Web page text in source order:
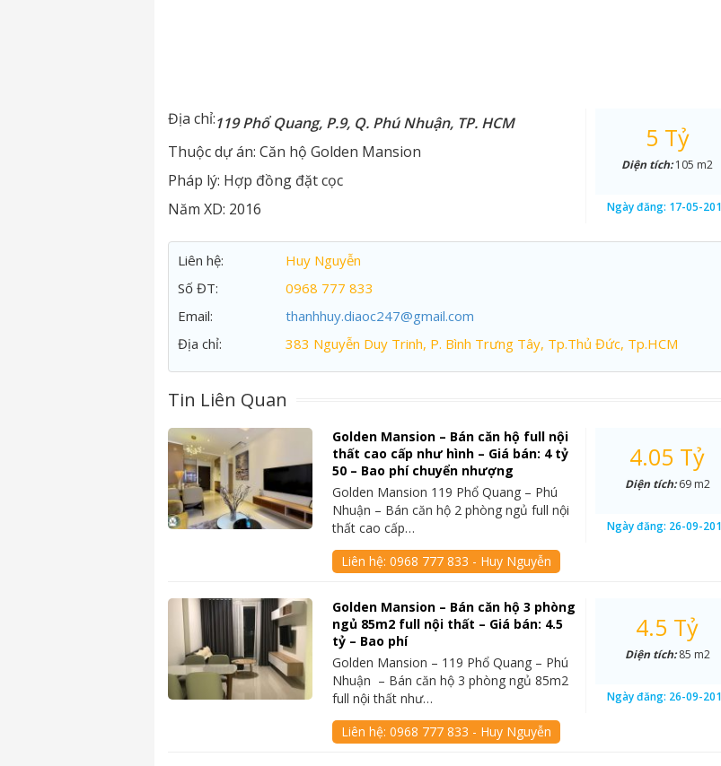
Địa chỉ:119 Phổ Quang, P.9, Q. Phú Nhuận, TP. HCM
Thuộc dự án: Căn hộ Golden Mansion
Pháp lý: Hợp đồng đặt cọc
Năm XD: 2016
5 Tỷ
Diện tích:105 m2
Ngày đăng: 17-05-
Liên hệ:
Huy Nguyễn
Số ĐT:
0968 777 833
Email:
thanhhuy.diaoc247@gmail.com
Địa chỉ:
383 Nguyễn Duy Trinh, P. Bình Trưng Tây, Tp.Thủ Đức, Tp.HCM
Tin Liên Quan
Golden Mansion – Bán căn hộ full nội
thất cao cấp như hình – Giá bán: 4 tỷ
50 – Bao phí chuyển nhượng
Golden Mansion 119 Phổ Quang – Phú
Nhuận – Bán căn hộ 2 phòng ngủ full nội
thất cao cấp…
Liên hệ:0968 777 833 - Huy Nguyễn
4.05 Tỷ
Diện tích:69 m2
Ngày đăng: 26-09-
Golden Mansion – Bán căn hộ 3 phòng
ngủ 85m2 full nội thất – Giá bán: 4.5
tỷ – Bao phí
Golden Mansion – 119 Phổ Quang – Phú
Nhuận – Bán căn hộ 3 phòng ngủ 85m2
full nội thất như…
Liên hệ:0968 777 833 - Huy Nguyễn
4.5 Tỷ
Diện tích:85 m2
Ngày đăng: 26-09-